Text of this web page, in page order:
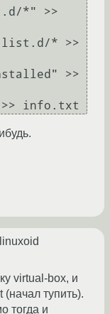
*" >>
* >>
>>
info.txt
virtual-box, и
(начал тупить).
тогда и